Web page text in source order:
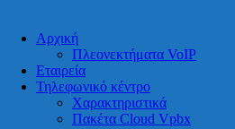
Αρχική
Πλεονεκτήματα VoIP
Εταιρεία
Τηλεφωνικό κέντρο
Χαρακτηριστικά
Πακέτα Cloud Vpbx